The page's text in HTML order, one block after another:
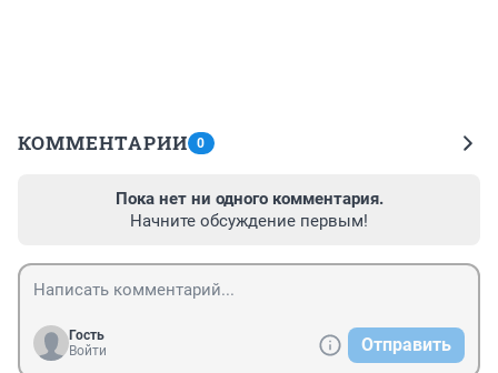
КОММЕНТАРИИ 0
Пока нет ни одного комментария.
Начните обсуждение первым!
Гость
Войти
Отправить